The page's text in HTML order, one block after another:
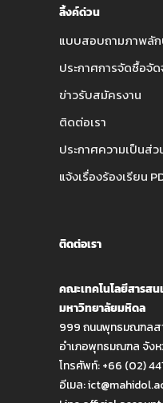
ลิ้งค์ด่วน
แบบสอบถามภาพลั
ประกาศการจัดซื้อจัด
ข่าวรับสมัครงาน
ติดต่อเรา
ประกาศความเป็นส่
แจ้งเรื่องร้องเรียน
ติดต่อเรา
คณะเทคโนโลยีสารสน
มหาวิทยาลัยมหิดล
999 ถนนพุทธมณฑลส
อำเภอพุทธมณฑล จัง
โทรศัพท์: +66 (02)
อีเมล: